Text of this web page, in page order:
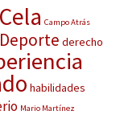
Campo Atrás
Deporte derecho
habilidades
Mario Martínez